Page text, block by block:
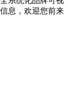
息，欢迎您前来